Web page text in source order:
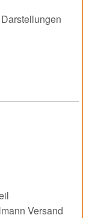
Versand